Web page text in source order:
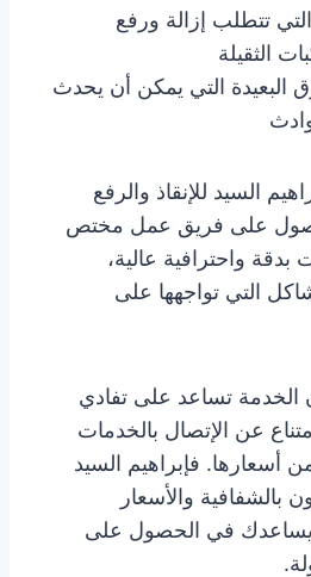
تتطلب إزالة ورفع
الثقيلة
البعيدة التي يمكن أن يحدث
السيد للإنقاذ والرفع
على فريق عمل مختص
واحترافية عالية،
التي تواجهها على
الخدمة تساعد على تفادي
عن الإتصال بالخدمات
أسعارها. فإبراهيم السيد
بالشفافية والأسعار
يساعدك في الحصول على